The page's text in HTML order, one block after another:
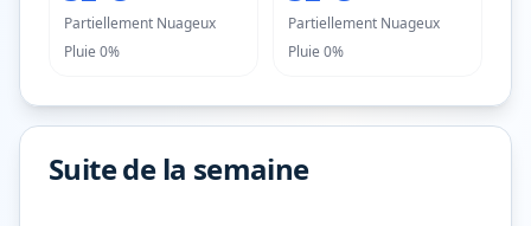
Partiellement Nuageux
Pluie 0%
Partiellement Nuageux
Pluie 0%
Suite de la semaine